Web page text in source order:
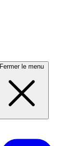
Fermer le menu